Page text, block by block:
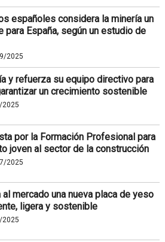
españoles considera la minería un
para España, según un estudio de
2025
y refuerza su equipo directivo para
un crecimiento sostenible
2025
por la Formación Profesional para
joven al sector de la construcción
2025
al mercado una nueva placa de yeso
ligera y sostenible
2025